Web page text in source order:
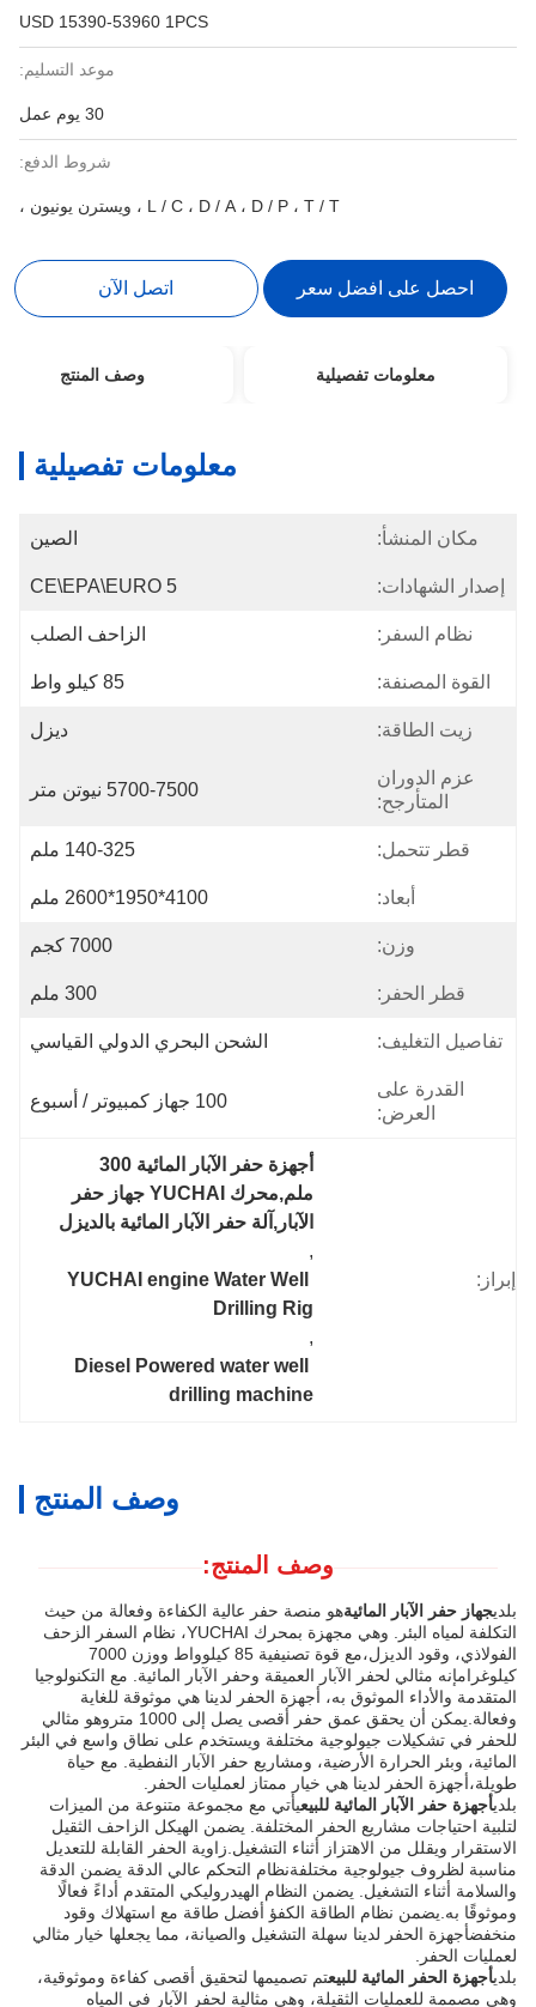
USD 15390-53960 1PCS
موعد التسليم:
30 يوم عمل
شروط الدفع:
L / C ، D / A ، D / P ، T / T ، ويسترن يونيون ،
احصل على افضل سعر اتصل الآن
معلومات تفصيلية وصف المنتج
معلومات تفصيلية
مكان المنشأ: الصين
إصدار الشهادات: CE\EPA\EURO 5
نظام السفر: الزاحف الصلب
القوة المصنفة: 85 كيلو واط
زيت الطاقة: ديزل
عزم الدوران
المتأرجح:
5700-7500 نيوتن متر
قطر تتحمل: 140-325 ملم
أبعاد: 4100*1950*2600 ملم
وزن: 7000 كجم
قطر الحفر: 300 ملم
تفاصيل التغليف: الشحن البحري الدولي القياسي
القدرة على
العرض:
100 جهاز كمبيوتر / أسبوع
إبراز:
أجهزة حفر الآبار المائية 300
ملم,محرك YUCHAI جهاز حفر
الآبار,آلة حفر الآبار المائية بالديزل
,
YUCHAI engine Water Well
Drilling Rig
,
Diesel Powered water well
drilling machine
وصف المنتج
وصف المنتج:
بلديجهاز حفر الآبار المائيةهو منصة حفر عالية الكفاءة وفعالة من حيث
التكلفة لمياه البئر. وهي مجهزة بمحرك YUCHAI، نظام السفر الزحف
الفولاذي، وقود الديزل،مع قوة تصنيفية 85 كيلوواط ووزن 7000
كيلوغرامإنه مثالي لحفر الآبار العميقة وحفر الآبار المائية. مع التكنولوجيا
المتقدمة والأداء الموثوق به، أجهزة الحفر لدينا هي موثوقة للغاية
وفعالة.يمكن أن يحقق عمق حفر أقصى يصل إلى 1000 متروهو مثالي
للحفر في تشكيلات جيولوجية مختلفة ويستخدم على نطاق واسع في البئر
المائية، وبئر الحرارة الأرضية، ومشاريع حفر الآبار النفطية. مع حياة
طويلة،أجهزة الحفر لدينا هي خيار ممتاز لعمليات الحفر.
بلديأجهزة حفر الآبار المائية للبيعيأتي مع مجموعة متنوعة من الميزات
لتلبية احتياجات مشاريع الحفر المختلفة. يضمن الهيكل الزاحف الثقيل
الاستقرار ويقلل من الاهتزاز أثناء التشغيل.زاوية الحفر القابلة للتعديل
مناسبة لظروف جيولوجية مختلفةنظام التحكم عالي الدقة يضمن الدقة
والسلامة أثناء التشغيل. يضمن النظام الهيدروليكي المتقدم أداءً فعالًا
وموثوقًا به.يضمن نظام الطاقة الكفؤ أفضل طاقة مع استهلاك وقود
منخفضأجهزة الحفر لدينا سهلة التشغيل والصيانة، مما يجعلها خيار مثالي
لعمليات الحفر.
بلديأجهزة الحفر المائية للبيعتم تصميمها لتحقيق أقصى كفاءة وموثوقية،
وهي مصممة للعمليات الثقيلة، وهي مثالية لحفر الآبار في المياه